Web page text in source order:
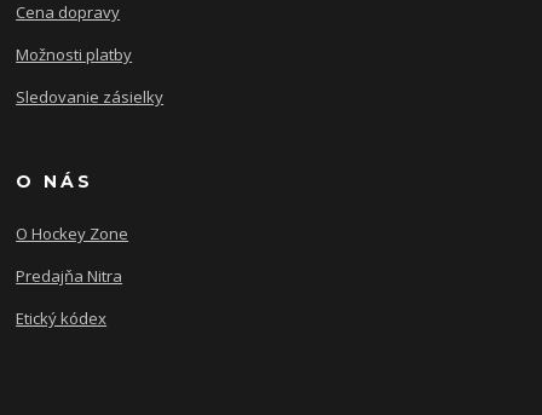
Cena dopravy
Možnosti platby
Sledovanie zásielky
O NÁS
O Hockey Zone
Predajňa Nitra
Etický kódex